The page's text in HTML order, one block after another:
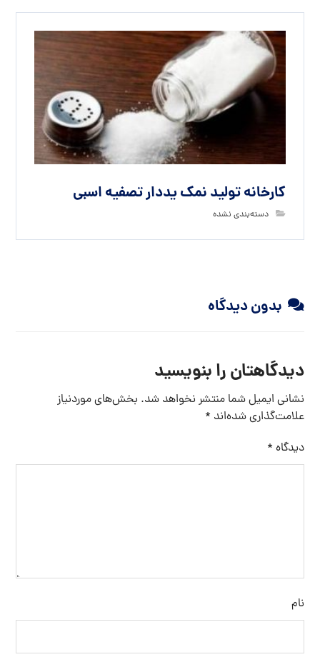
کارخانه تولید نمک یددار تصفیه اسبی
دسته‌بندی نشده
بدون دیدگاه
دیدگاهتان را بنویسید
نشانی ایمیل شما منتشر نخواهد شد. بخش‌های موردنیاز
علامت‌گذاری شده‌اند *
دیدگاه *
نام